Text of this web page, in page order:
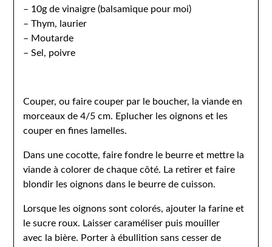
– 10g de vinaigre (balsamique pour moi)
– Thym, laurier
– Moutarde
– Sel, poivre
Couper, ou faire couper par le boucher, la viande en
morceaux de 4/5 cm. Eplucher les oignons et les
couper en fines lamelles.
Dans une cocotte, faire fondre le beurre et mettre la
viande à colorer de chaque côté. La retirer et faire
blondir les oignons dans le beurre de cuisson.
Lorsque les oignons sont colorés, ajouter la farine et
le sucre roux. Laisser caraméliser puis mouiller
avec la bière. Porter à ébullition sans cesser de